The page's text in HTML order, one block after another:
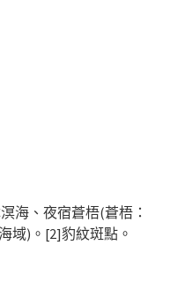
海、夜宿蒼梧(蒼梧：
域)。[2]豹紋斑點。